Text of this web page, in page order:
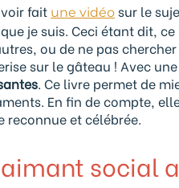
fait une vidéo sur le
je suis. Ceci étant dit,
ou de ne pas
sur le gâteau ! Avec
. Ce livre permet de
En fin de compte,
reconnue et célébrée.
social